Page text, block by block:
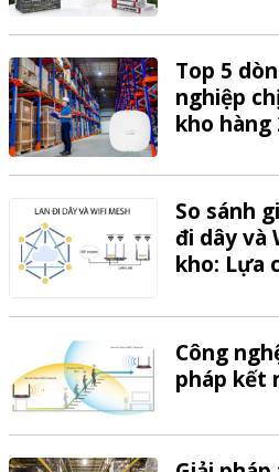
Top 5
nghiệp
kho hàng
So sánh
đi dây và
kho: Lựa
Công
pháp kết